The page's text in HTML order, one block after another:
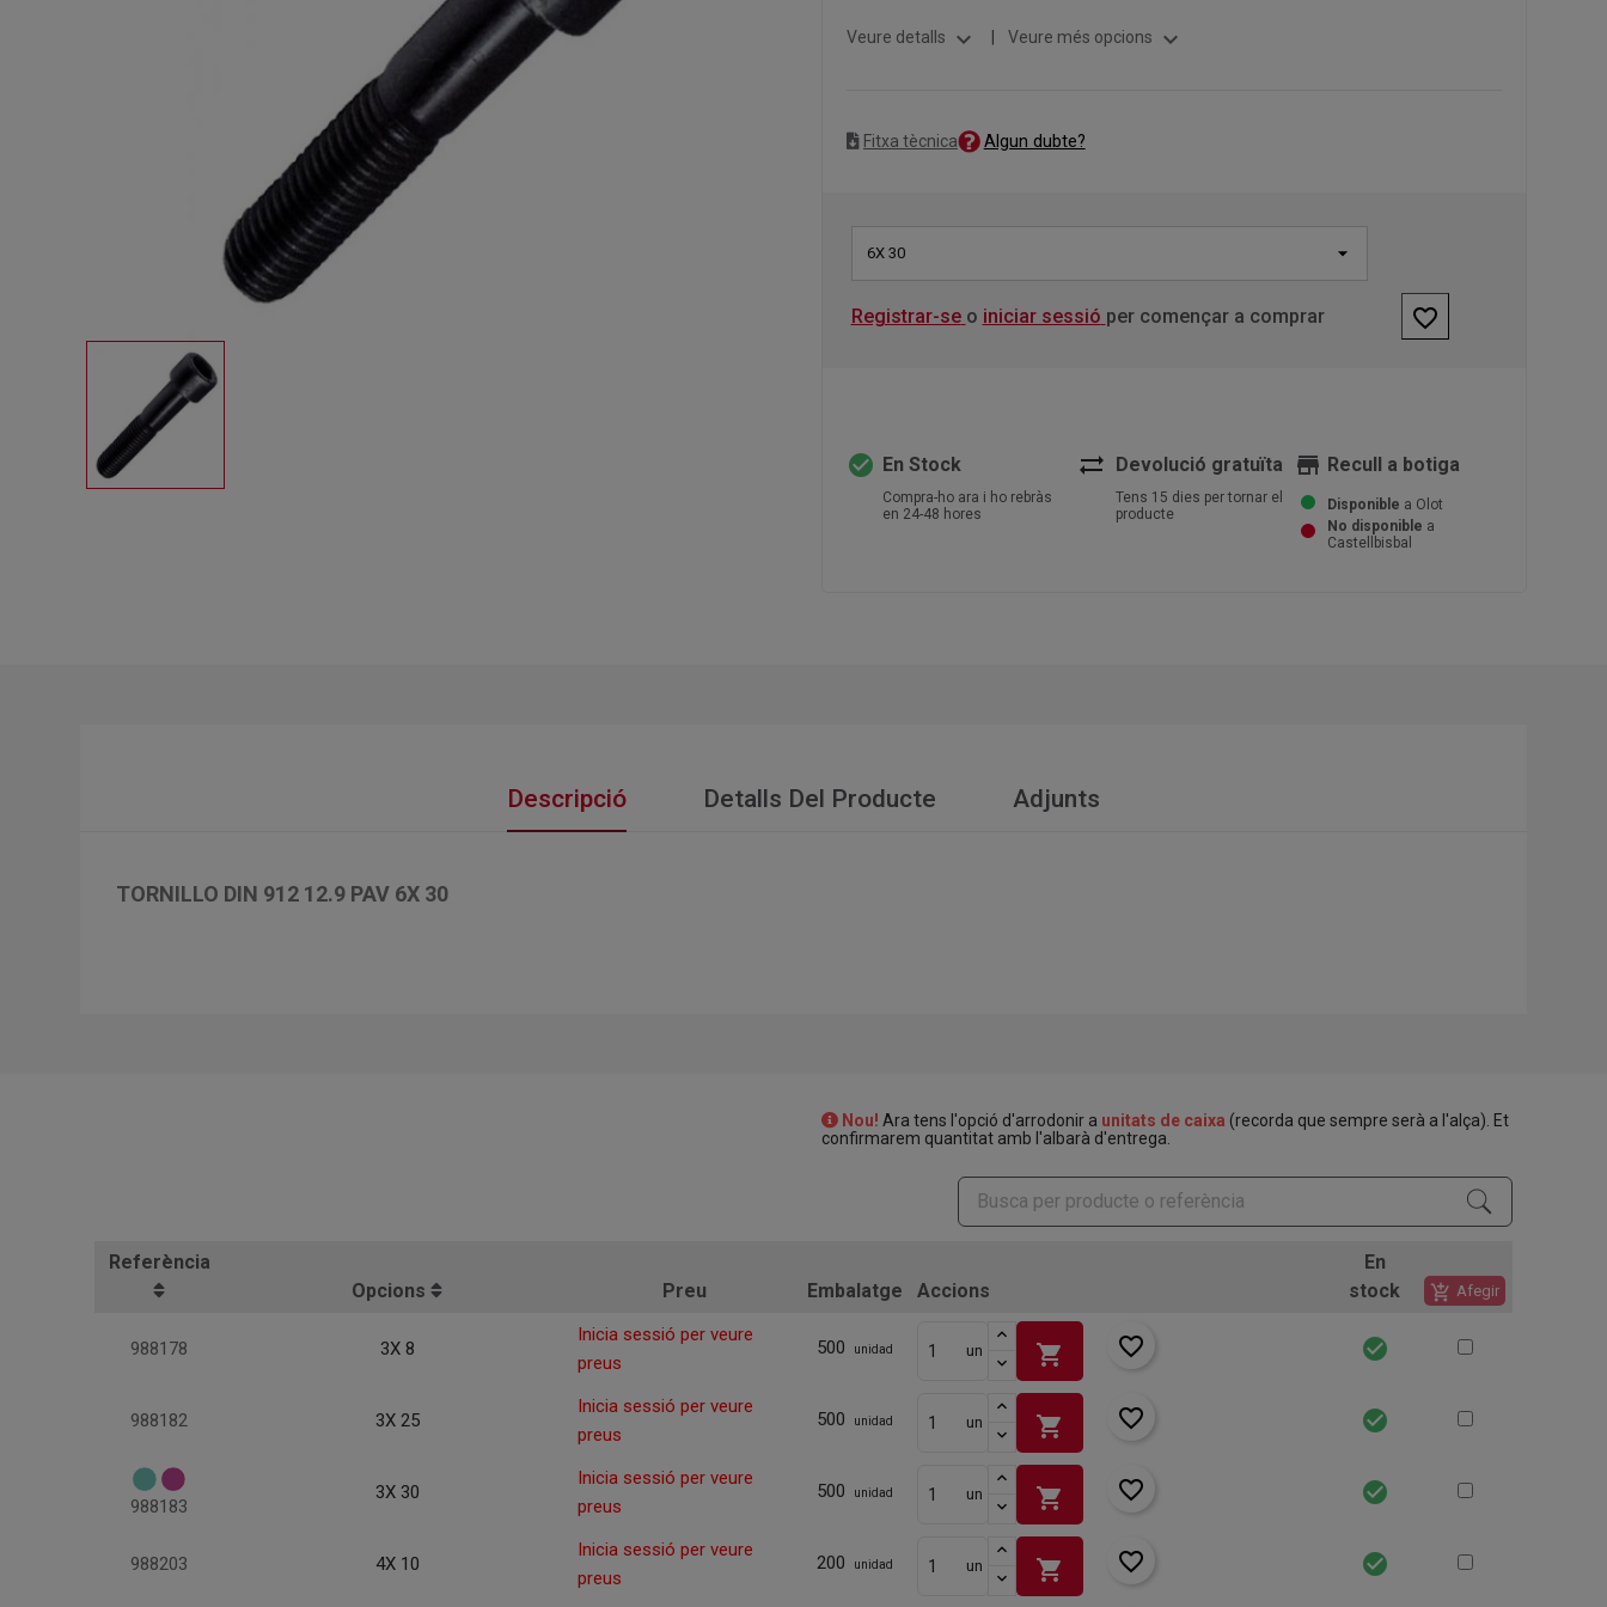
Veure detalls expand_more Veure més opcions expand_more
Fitxa tècnica Algun dubte?
6X 30
Registrar-se o iniciar sessió per començar a comprar favorite_border
check_circle En Stock
Compra-ho ara i ho rebràs
en 24-48 hores
sync_alt Devolució gratuïta
Tens 15 dies per tornar el
producte
store Recull a botiga
Disponible a Olot
No disponible a
Castellbisbal
Descripció Detalls Del Producte Adjunts
TORNILLO DIN 912 12.9 PAV 6X 30
Nou! Ara tens l'opció d'arrodonir a unitats de caixa (recorda que sempre serà a l'alça). Et
confirmarem quantitat amb l'albarà d'entrega.
Referència
Opcions
Preu Embalatge Accions
En
stock
add_shopping_cart Afegir
988178 3X 8
Inicia sessió per veure
preus
500 unidad un shopping_cart favorite_border check_circle
988182 3X 25
Inicia sessió per veure
preus
500 unidad un shopping_cart favorite_border check_circle
988183
3X 30
Inicia sessió per veure
preus
500 unidad un shopping_cart favorite_border check_circle
988203 4X 10
Inicia sessió per veure
preus
200 unidad un shopping_cart favorite_border check_circle